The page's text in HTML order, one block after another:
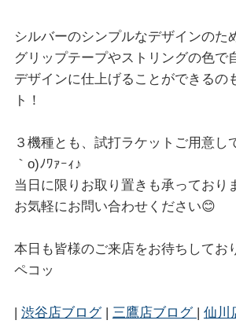
シルバーのシンプルなデザインのた
グリップテープやストリングの色で
デザインに仕上げることができるの
ト！
３機種とも、試打ラケットご用意し
｀o)ﾉﾜｧｰｨ♪
当日に限りお取り置きも承っており
お気軽にお問い合わせください😊
本日も皆様のご来店をお待ちしてお
ペコッ
渋谷店ブログ| 三鷹店ブログ 仙川